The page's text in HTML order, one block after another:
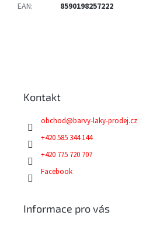
EAN: 8590198257222
Kontakt
obchod@barvy-laky-prodej.cz
+420 585 344 144
+420 775 720 707
Facebook
Informace pro vás